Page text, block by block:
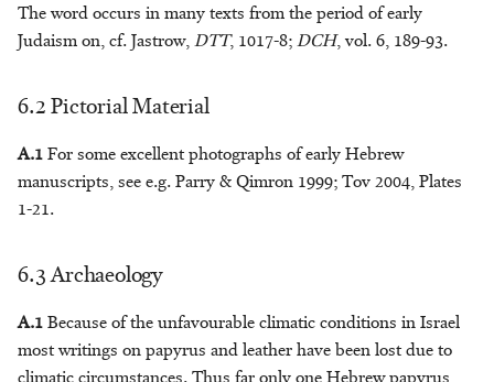
The word occurs in many texts from the period of early
Judaism on, cf. Jastrow,DTT, 1017-8;DCH, vol. 6, 189-93.
6.2 Pictorial Material
A.1For some excellent photographs of early Hebrew
manuscripts, see e.g. Parry & Qimron 1999; Tov 2004, Plates
1-21.
6.3 Archaeology
A.1Because of the unfavourable climatic conditions in Israel
most writings on papyrus and leather have been lost due to